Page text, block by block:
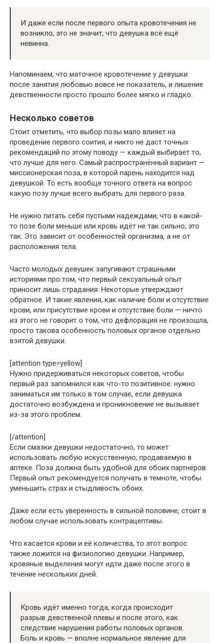
И даже если после первого опыта кровотечения не
возникло, это не значит, что девушка всё ещё
невинна.
Напоминаем, что маточное кровотечение у девушки
после занятия любовью вовсе не показатель, и лишение
девственности просто прошло более мягко и гладко.
Несколько советов
Стоит отметить, что выбор позы мало влияет на
проведение первого соития, и никто не даст точных
рекомендаций по этому поводу — каждый выбирает то,
что лучше для него. Самый распространённый вариант —
миссионерская поза, в которой парень находится над
девушкой. То есть вообще точного ответа на вопрос
какую позу лучше всего выбрать для первого раза.
Не нужно питать себя пустыми надеждами, что в какой-
то позе боли меньше или кровь идёт не так сильно, это
так. Это зависит от особенностей организма, а не от
расположения тела.
Часто молодых девушек запугивают страшными
историями про том, что первый сексуальный опыт
приносит лишь страдания. Некоторые утверждают
обратное. И такие явления, как наличие боли и отсутствие
крови, или присутствие крови и отсутствие боли — ничто
из этого не говорит о том, что дефлорация не произошла,
просто такова особенность половых органов отдельно
взятой девушки.
[attention type=yellow]
Нужно придерживаться некоторых советов, чтобы
первый раз запомнился как что-то позитивное: нужно
заниматься им только в том случае, если девушка
достаточно возбуждена и проникновение не вызывает
из-за этого проблем.
[/attention]
Если смазки девушки недостаточно, то может
использовать любую искусственную, продаваемую в
аптеке. Поза должна быть удобной для обоих партнёров.
Первый опыт рекомендуется получать в темноте, чтобы
уменьшить страх и стыдливость обоих.
Даже если есть уверенность в сильной половине, стоит в
любом случае использовать контрацептивы.
Что касается крови и её количества, то этот вопрос
также ложится на физиологию девушки. Например,
кровяные выделения могут идти даже после этого в
течение нескольких дней.
Кровь идёт именно тогда, когда происходит
разрыв девственной плевы и после этого, как
следствие нарушения работы половых органов.
Боль и кровь — вполне нормальное явление для